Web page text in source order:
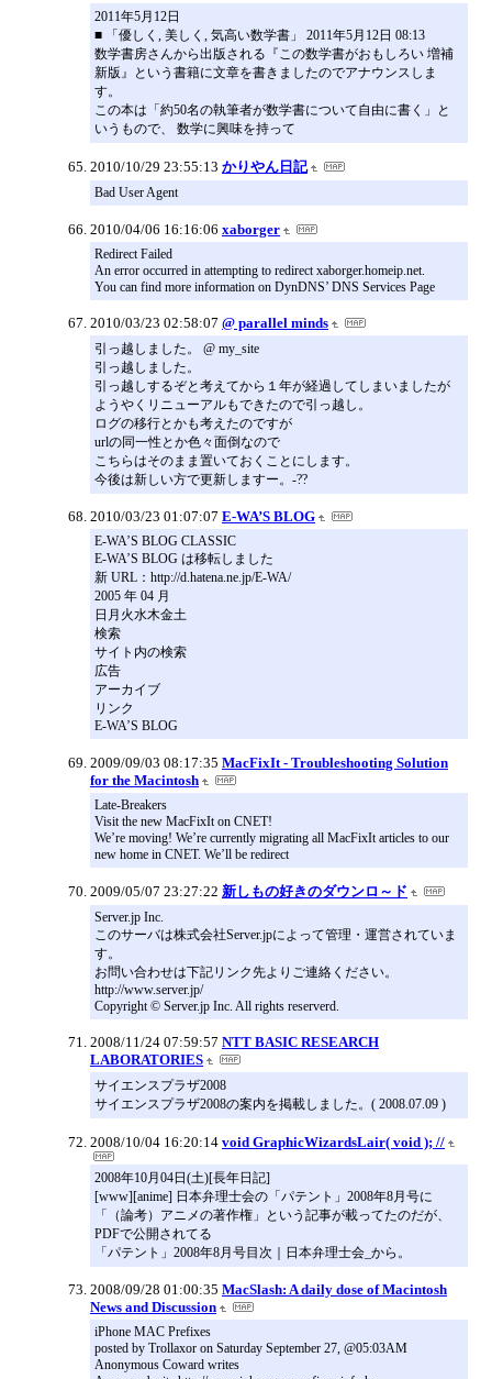
2011年5月12日
■ 「優しく, 美しく, 気高い数学書」 2011年5月12日 08:13
数学書房さんから出版される『この数学書がおもしろい 増補
新版』という書籍に文章を書きましたのでアナウンスしま
す。
この本は「約50名の執筆者が数学書について自由に書く」と
いうもので、 数学に興味を持って
2010/10/29 23:55:13 かりやん日記
Bad User Agent
2010/04/06 16:16:06 xaborger
Redirect Failed
An error occurred in attempting to redirect xaborger.homeip.net.
You can find more information on DynDNS’ DNS Services Page
2010/03/23 02:58:07 @ parallel minds
引っ越しました。 @ my_site
引っ越しました。
引っ越しするぞと考えてから１年が経過してしまいましたが
ようやくリニューアルもできたので引っ越し。
ログの移行とかも考えたのですが
urlの同一性とか色々面倒なので
こちらはそのまま置いておくことにします。
今後は新しい方で更新しますー。-??
2010/03/23 01:07:07 E-WA’S BLOG
E-WA’S BLOG CLASSIC
E-WA’S BLOG は移転しました
新 URL：http://d.hatena.ne.jp/E-WA/
2005 年 04 月
日月火水木金土
検索
サイト内の検索
広告
アーカイブ
リンク
E-WA’S BLOG
2009/09/03 08:17:35 MacFixIt - Troubleshooting Solution
for the Macintosh
Late-Breakers
Visit the new MacFixIt on CNET!
We’re moving! We’re currently migrating all MacFixIt articles to our
new home in CNET. We’ll be redirect
2009/05/07 23:27:22 新しもの好きのダウンロ～ド
Server.jp Inc.
このサーバは株式会社Server.jpによって管理・運営されていま
す。
お問い合わせは下記リンク先よりご連絡ください。
http://www.server.jp/
Copyright © Server.jp Inc. All rights reserverd.
2008/11/24 07:59:57 NTT BASIC RESEARCH
LABORATORIES
サイエンスプラザ2008
サイエンスプラザ2008の案内を掲載しました。( 2008.07.09 )
2008/10/04 16:20:14 void GraphicWizardsLair( void ); //
2008年10月04日(土)[長年日記]
[www][anime] 日本弁理士会の「パテント」2008年8月号に
「（論考）アニメの著作権」という記事が載ってたのだが、
PDFで公開されてる
「パテント」2008年8月号目次｜日本弁理士会_から。
2008/09/28 01:00:35 MacSlash: A daily dose of Macintosh
News and Discussion
iPhone MAC Prefixes
posted by Trollaxor on Saturday September 27, @05:03AM
Anonymous Coward writes